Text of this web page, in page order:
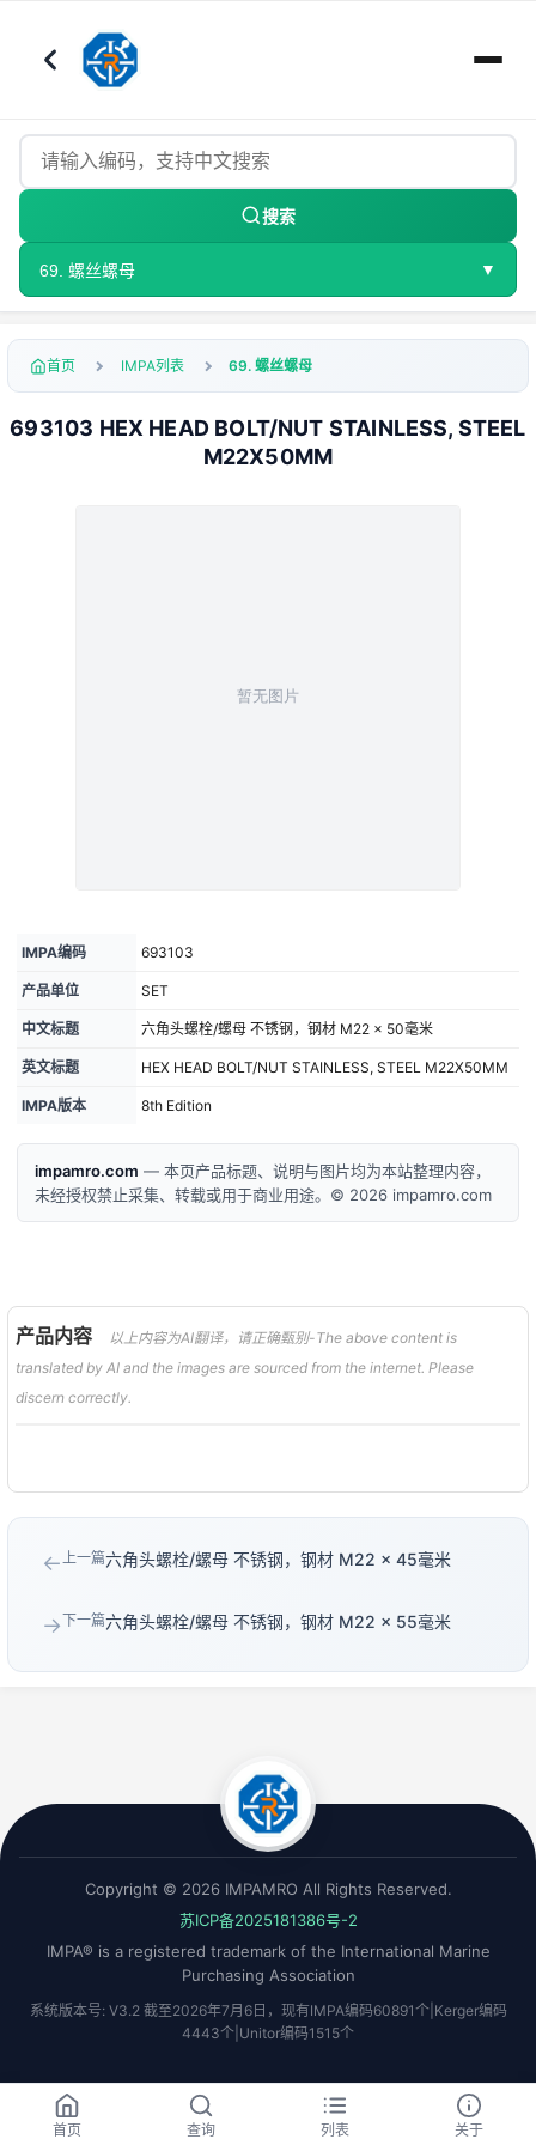
首页 查询 列表 关于
搜索
69. 螺丝螺母 ▼
首页 IMPA列表 69. 螺丝螺母
693103 HEX HEAD BOLT/NUT STAINLESS, STEEL
M22X50MM
IMPA编码 693103
产品单位 SET
中文标题 六角头螺栓/螺母 不锈钢，钢材 M22 × 50毫米
英文标题 HEX HEAD BOLT/NUT STAINLESS, STEEL M22X50MM
IMPA版本 8th Edition
impamro.com — 本页产品标题、说明与图片均为本站整理内容，
未经授权禁止采集、转载或用于商业用途。© 2026 impamro.com
产品内容
以上内容为AI翻译，请正确甄别-The above content is
translated by AI and the images are sourced from the internet. Please
discern correctly.
←上一篇六角头螺栓/螺母 不锈钢，钢材 M22 × 45毫米
→下一篇六角头螺栓/螺母 不锈钢，钢材 M22 × 55毫米
Copyright © 2026 IMPAMRO All Rights Reserved.
苏ICP备2025181386号-2
IMPA® is a registered trademark of the International Marine
Purchasing Association
系统版本号: V3.2 截至2026年7月6日，现有IMPA编码60891个|Kerger编码
4443个|Unitor编码1515个